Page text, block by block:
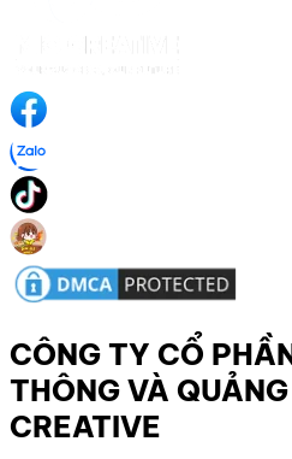
CÔNG TY CỔ
THÔNG VÀ
CREATIVE